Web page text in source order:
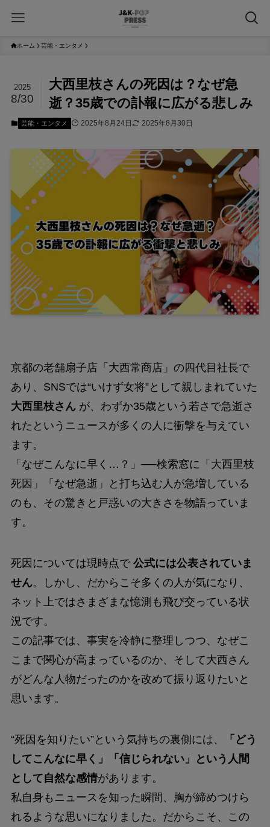
ホーム 芸能・エンタメ
大西里枝さんの死因は？なぜ急
逝？35歳での訃報に広がる悲しみ
2025
8/30
芸能・エンタメ 2025年8月24日 2025年8月30日
京都の老舗扇子店「大西常商店」の四代目社長で
あり、SNSでは“いけず女将”として親しまれていた
大西里枝さんが、わずか35歳という若さで急逝さ
れたというニュースが多くの人に衝撃を与えてい
ます。
「なぜこんなに早く…？」──検索窓に「大西里枝
死因」「なぜ急逝」と打ち込む人が急増している
のも、その驚きと戸惑いの大きさを物語っていま
す。
死因については現時点で 公式には公表されていま
せん。しかし、だからこそ多くの人が気になり、
ネット上ではさまざまな憶測も飛び交っている状
況です。
この記事では、事実を冷静に整理しつつ、なぜこ
こまで関心が高まっているのか、そして大西さん
がどんな人物だったのかを改めて振り返りたいと
思います。
“死因を知りたい”という気持ちの裏側には、
「どう
してこんなに早く」「信じられない」という人間
として自然な感情があります。
私自身もニュースを知った瞬間、胸が締めつけら
れるような思いになりました。だからこそ、この